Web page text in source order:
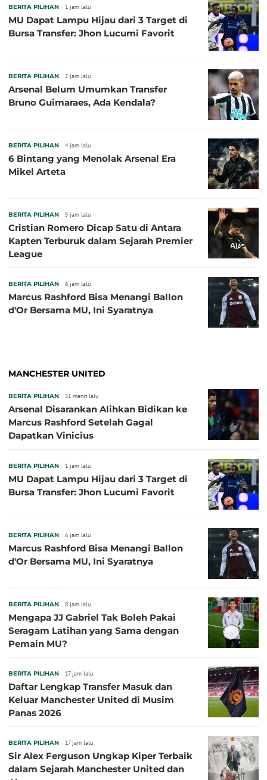
BERITA PILIHAN 1 jam lalu
MU Dapat Lampu Hijau dari 3 Target di
Bursa Transfer: Jhon Lucumi Favorit
BERITA PILIHAN 2 jam lalu
Arsenal Belum Umumkan Transfer
Bruno Guimaraes, Ada Kendala?
BERITA PILIHAN 4 jam lalu
6 Bintang yang Menolak Arsenal Era
Mikel Arteta
BERITA PILIHAN 5 jam lalu
Cristian Romero Dicap Satu di Antara
Kapten Terburuk dalam Sejarah Premier
League
BERITA PILIHAN 6 jam lalu
Marcus Rashford Bisa Menangi Ballon
d'Or Bersama MU, Ini Syaratnya
MANCHESTER UNITED
BERITA PILIHAN 51 menit lalu
Arsenal Disarankan Alihkan Bidikan ke
Marcus Rashford Setelah Gagal
Dapatkan Vinicius
BERITA PILIHAN 1 jam lalu
MU Dapat Lampu Hijau dari 3 Target di
Bursa Transfer: Jhon Lucumi Favorit
BERITA PILIHAN 6 jam lalu
Marcus Rashford Bisa Menangi Ballon
d'Or Bersama MU, Ini Syaratnya
BERITA PILIHAN 8 jam lalu
Mengapa JJ Gabriel Tak Boleh Pakai
Seragam Latihan yang Sama dengan
Pemain MU?
BERITA PILIHAN 17 jam lalu
Daftar Lengkap Transfer Masuk dan
Keluar Manchester United di Musim
Panas 2026
BERITA PILIHAN 17 jam lalu
Sir Alex Ferguson Ungkap Kiper Terbaik
dalam Sejarah Manchester United dan